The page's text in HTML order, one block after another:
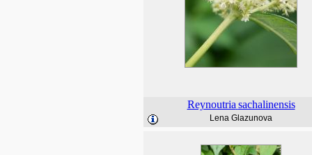
Reynoutria sachalinensis
Lena Glazunova